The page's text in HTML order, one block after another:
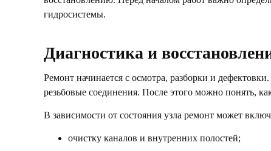
гидросистемы.
Диагностика и
Ремонт начинается с осмотра, разборки и
резьбовые соединения. После этого можно понять,
В зависимости от состояния узла ремонт может
очистку каналов и внутренних полостей;